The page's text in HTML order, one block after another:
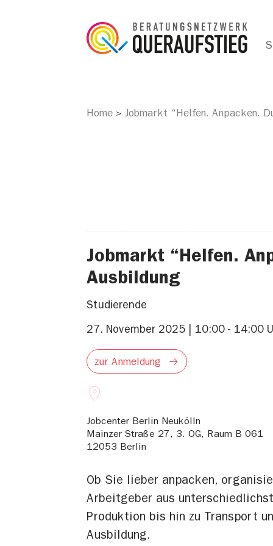
Home > Jobmarkt “Helfen. Anpacken.
Jobmarkt “Helfen.
Ausbildung
Studierende
27. November 2025 | 10:00 - 14:00
zur Anmeldung
Jobcenter Berlin Neukölln
Mainzer Straße 27, 3. OG, Raum B 061
12053 Berlin
Ob Sie lieber anpacken,
Arbeitgeber aus
Produktion bis hin zu Transport
Ausbildung.